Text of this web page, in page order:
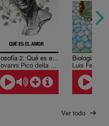
Filosofía 2. Qué es el amor
Giovanni Pico della Mirandola.
Luis Felipe
Ver todo